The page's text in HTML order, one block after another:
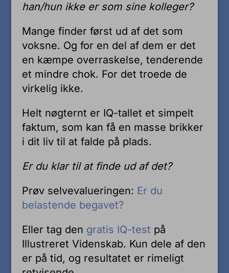
han/hun ikke er som sine kolleger?
Mange finder først ud af det som
voksne. Og for en del af dem er det
en kæmpe overraskelse, tenderende
et mindre chok. For det troede de
virkelig ikke.
Helt nøgternt er IQ-tallet et simpelt
faktum, som kan få en masse brikker
i dit liv til at falde på plads.
Er du klar til at finde ud af det?
Prøv selvevalueringen: Er du
belastende begavet?
Eller tag den gratis IQ-test på
Illustreret Videnskab. Kun dele af den
er på tid, og resultatet er rimeligt